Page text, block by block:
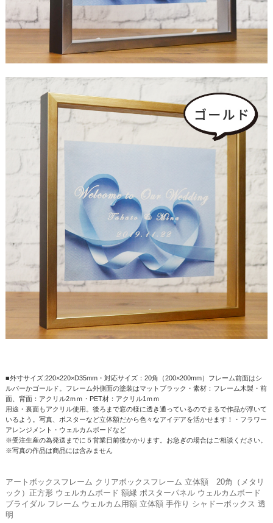
■外寸サイズ:220×220×D35mm・対応サイズ：20角（200×200mm）フレーム前面はシ
ルバーかゴールド。フレーム外側面の塗装はマットブラック・素材：フレーム木製・前
面、背面：アクリル2ｍｍ・PET材：アクリル1ｍｍ
用途・裏面もアクリル使用。後ろまで窓の様に透き通っているのでまるで作品が浮いて
いるよう。写真、ポスターなど立体額だから色々なアイデアを活かせます！・フラワー
アレンジメント・ウェルカムボードなど
※受注生産の為発送までに５営業日前後かかります。お急ぎの場合はご相談ください。
※写真の作品は商品には含みません
アートボックスフレーム クリアボックスフレーム 立体額 20角（メタリ
ック）正方形 ウェルカムボード 額縁 ポスターパネル ウェルカムボード
ブライダル フレーム ウェルカム用額 立体額 手作り シャドーボックス 透
明